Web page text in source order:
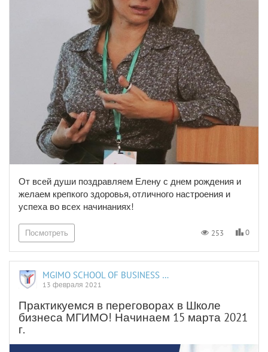
От всей души поздравляем Елену с днем рождения и
желаем крепкого здоровья, отличного настроения и
успеха во всех начинаниях!
Посмотреть 253 0
MGIMO SCHOOL OF BUSINESS AND INTERNATIONAL PROFICIENCY
13 февраля 2021
Практикуемся в переговорах в Школе
бизнеса МГИМО! Начинаем 15 марта 2021
г.